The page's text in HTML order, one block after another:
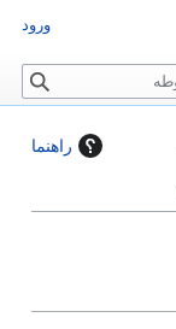
راهنما
ورود